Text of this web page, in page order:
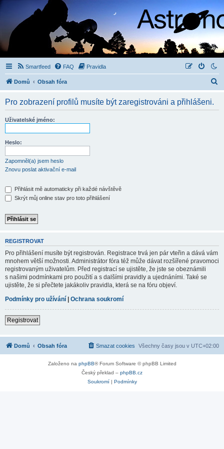
Smartfeed FAQ Pravidla
Domů Obsah fóra
Pro zobrazení profilů musíte být zaregistrováni a přihlášeni.
Uživatelské jméno:
Heslo:
Zapomněl(a) jsem heslo
Znovu poslat aktivační e-mail
Přihlásit mě automaticky při každé návštěvě
Skrýt můj online stav pro toto přihlášení
REGISTROVAT
Pro přihlášení musíte být registrován. Registrace trvá jen pár vteřin a dává vám
mnohem větší možnosti. Administrátor fóra též může dávat rozšířené pravomoci
registrovaným uživatelům. Před registrací se ujistěte, že jste se obeznámili
s našimi podmínkami pro použití a s dalšími pravidly a ujednáními. Také se
ujistěte, že si přečtete jakákoliv pravidla, která se na fóru objeví.
Podmínky pro užívání | Ochrana soukromí
Registrovat
Domů Obsah fóra Všechny časy jsou v UTC+02:00
Smazat cookies
Založeno na phpBB® Forum Software © phpBB Limited
Český překlad – phpBB.cz
Soukromí| Podmínky